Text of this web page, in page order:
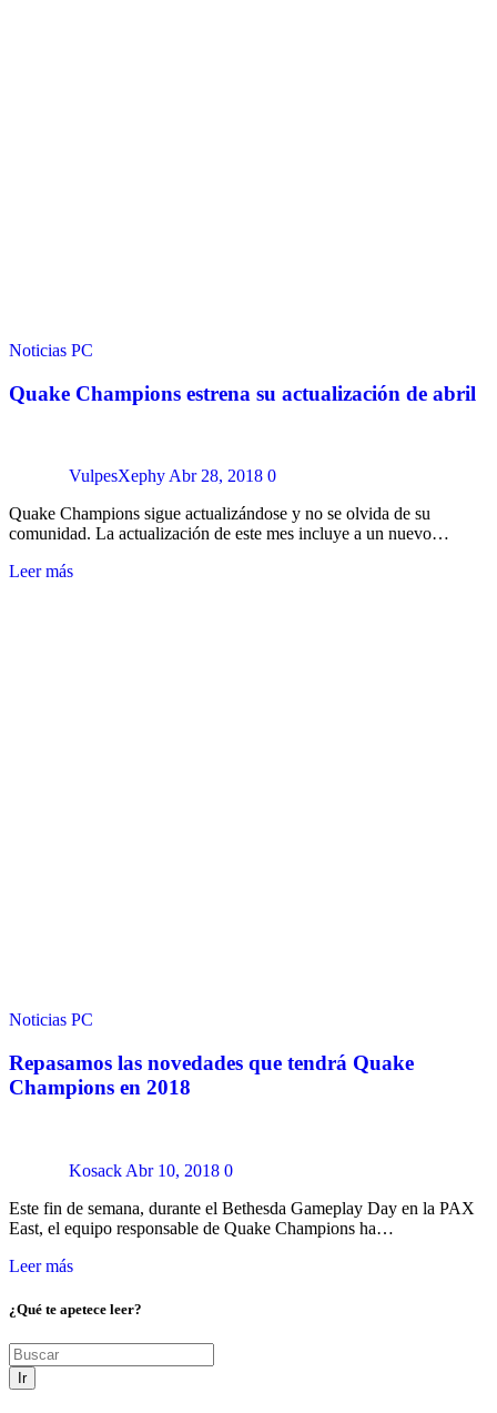
Noticias PC
Quake Champions estrena su actualización de abril
VulpesXephyAbr 28, 2018 0
Quake Champions sigue actualizándose y no se olvida de su
comunidad. La actualización de este mes incluye a un nuevo…
Leer más
Noticias PC
Repasamos las novedades que tendrá Quake
Champions en 2018
Kosack Abr 10, 2018 0
Este fin de semana, durante el Bethesda Gameplay Day en la PAX
East, el equipo responsable de Quake Champions ha…
Leer más
¿Qué te apetece leer?
Ir